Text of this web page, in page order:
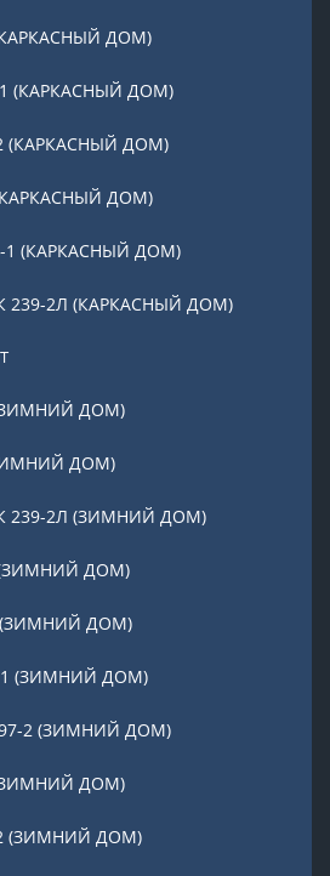
ДОМ)
(КАРКАСНЫЙ ДОМ)
(КАРКАСНЫЙ ДОМ)
ДОМ)
1 (КАРКАСНЫЙ ДОМ)
239-2Л (КАРКАСНЫЙ ДОМ)
ДОМ)
ДОМ)
239-2Л (ЗИМНИЙ ДОМ)
ДОМ)
(ЗИМНИЙ ДОМ)
1 (ЗИМНИЙ ДОМ)
2 (ЗИМНИЙ ДОМ)
ДОМ)
(ЗИМНИЙ ДОМ)